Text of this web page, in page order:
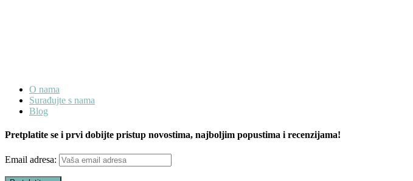
O nama
Surađujte s nama
Blog
Pretplatite se i prvi dobijte pristup novostima, najboljim popustima i recenzijama!
Email adresa: